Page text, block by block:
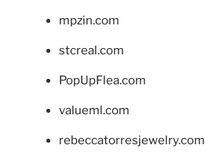
mpzin.com
stcreal.com
PopUpFlea.com
valueml.com
rebeccatorresjewelry.com